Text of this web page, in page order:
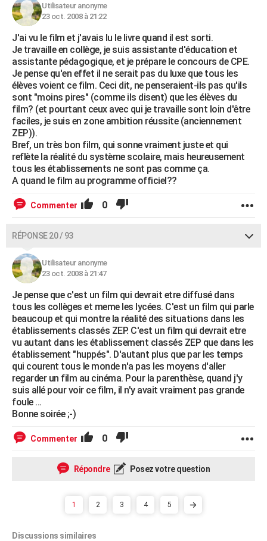
Utilisateur anonyme
23 oct. 2008 à 21:22
J'ai vu le film et j'avais lu le livre quand il est sorti.
Je travaille en collège, je suis assistante d'éducation et
assistante pédagogique, et je prépare le concours de CPE.
Je pense qu'en effet il ne serait pas du luxe que tous les
élèves voient ce film. Ceci dit, ne penseraient-ils pas qu'ils
sont "moins pires" (comme ils disent) que les élèves du
film? (et pourtant ceux avec qui je travaille sont loin d'être
faciles, je suis en zone ambition réussite (anciennement
ZEP)).
Bref, un très bon film, qui sonne vraiment juste et qui
reflète la réalité du système scolaire, mais heureusement
tous les établissements ne sont pas comme ça.
A quand le film au programme officiel??
Commenter 0
RÉPONSE 20 / 93
Utilisateur anonyme
23 oct. 2008 à 21:47
Je pense que c'est un film qui devrait etre diffusé dans
tous les collèges et meme les lycées. C'est un film qui parle
beaucoup et qui montre la réalité des situations dans les
établissements classés ZEP. C'est un film qui devrait etre
vu autant dans les établissement classés ZEP que dans les
établissement "huppés". D'autant plus que par les temps
qui courent tous le monde n'a pas les moyens d'aller
regarder un film au cinéma. Pour la parenthèse, quand j'y
suis allé pour voir ce film, il n'y avait vraiment pas grande
foule ...
Bonne soirée ;-)
Commenter 0
Répondre Posez votre question
1 2 3 4 5
Discussions similaires